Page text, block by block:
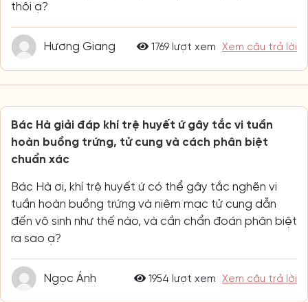
thôi ạ?
Hương Giang 1769 lượt xem Xem câu trả lời
Bác Hà giải đáp khí trệ huyết ứ gây tắc vi tuần
hoàn buồng trứng, tử cung và cách phân biệt
chuẩn xác
Bác Hà ơi, khí trệ huyết ứ có thể gây tắc nghẽn vi
tuần hoàn buồng trứng và niêm mạc tử cung dẫn
đến vô sinh như thế nào, và cần chẩn đoán phân biệt
ra sao ạ?
Ngọc Ánh 1954 lượt xem Xem câu trả lời